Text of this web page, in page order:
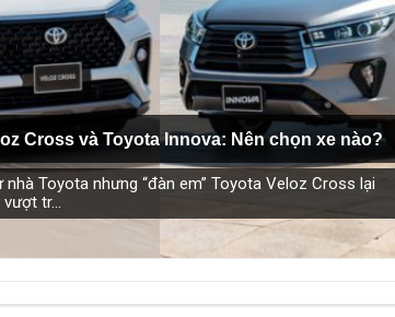
vừa được ra mắt tại Việt Nam
Việt Nam hiện nay.
phân khúc C – SUV? Những thay đổi trên dòng
Cross và Toyota Innova: Nên chọn xe nào?
Toyota nhưng “đàn em” Toyota Veloz Cross lại
tr...